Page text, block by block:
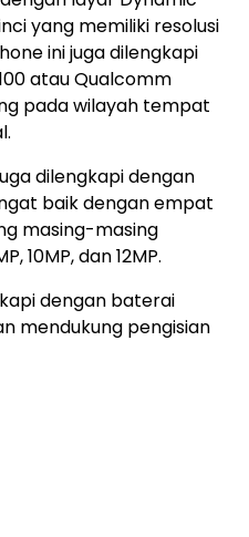
yang memiliki resolusi
ini juga dilengkapi
atau Qualcomm
pada wilayah tempat
dilengkapi dengan
baik dengan empat
masing-masing
10MP, dan 12MP.
dengan baterai
mendukung pengisian